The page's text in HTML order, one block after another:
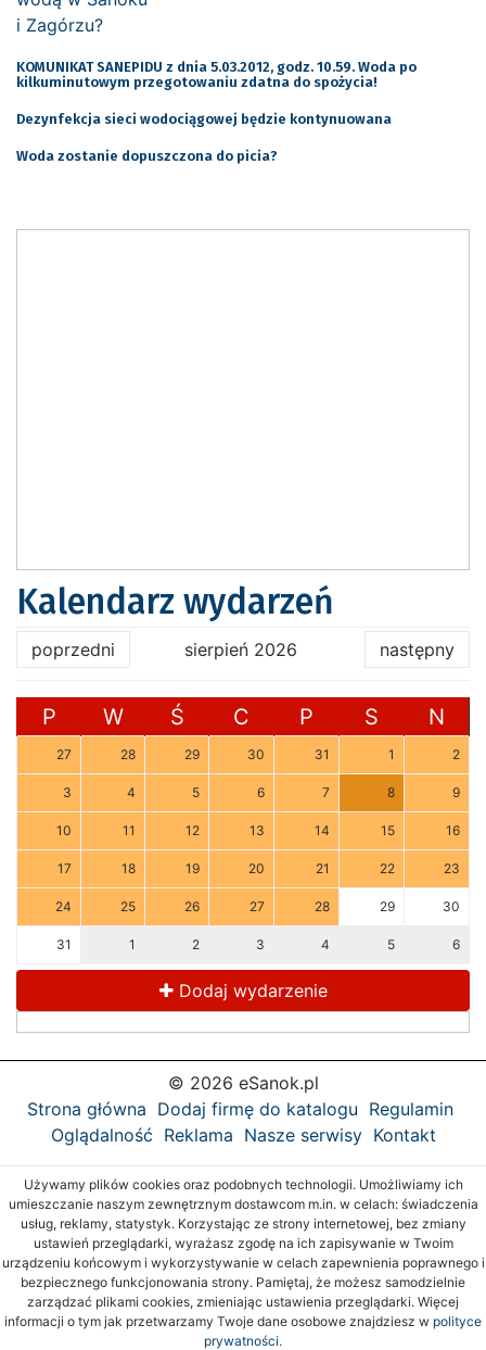
KOMUNIKAT SANEPIDU z dnia 5.03.2012, godz. 10.59. Woda po
kilkuminutowym przegotowaniu zdatna do spożycia!
Dezynfekcja sieci wodociągowej będzie kontynuowana
Woda zostanie dopuszczona do picia?
Kalendarz wydarzeń
poprzedni sierpień 2026 następny
P W Ś C P S N
27 28 29 30 31 1 2
3 4 5 6 7 8 9
10 11 12 13 14 15 16
17 18 19 20 21 22 23
24 25 26 27 28 29 30
31 1 2 3 4 5 6
Dodaj wydarzenie
© 2026 eSanok.pl
Strona główna Dodaj firmę do katalogu Regulamin
Oglądalność Reklama Nasze serwisy Kontakt
Używamy plików cookies oraz podobnych technologii. Umożliwiamy ich
umieszczanie naszym zewnętrznym dostawcom m.in. w celach: świadczenia
usług, reklamy, statystyk. Korzystając ze strony internetowej, bez zmiany
ustawień przeglądarki, wyrażasz zgodę na ich zapisywanie w Twoim
urządzeniu końcowym i wykorzystywanie w celach zapewnienia poprawnego i
bezpiecznego funkcjonowania strony. Pamiętaj, że możesz samodzielnie
zarządzać plikami cookies, zmieniając ustawienia przeglądarki. Więcej
informacji o tym jak przetwarzamy Twoje dane osobowe znajdziesz w polityce
prywatności.